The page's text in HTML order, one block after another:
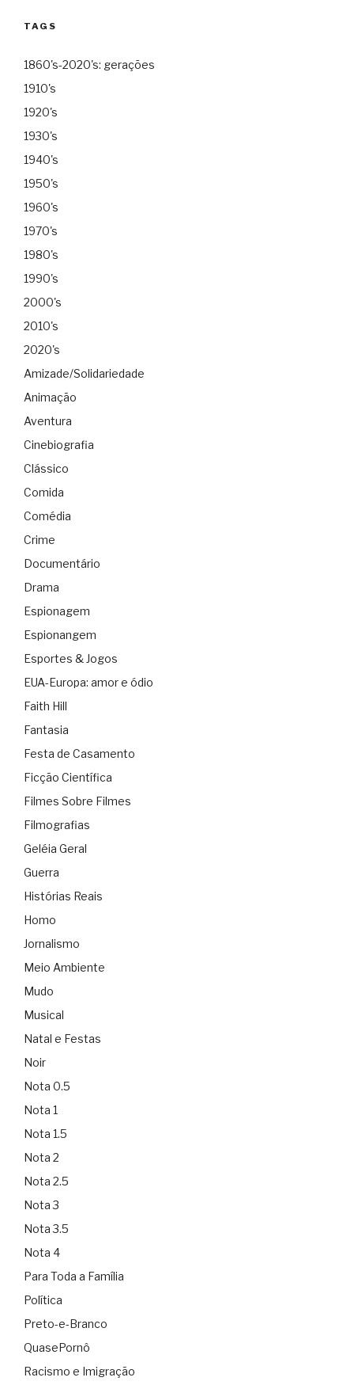
TAGS
1860's-2020's: gerações
1910's
1920's
1930's
1940's
1950's
1960's
1970's
1980's
1990's
2000's
2010's
2020's
Amizade/Solidariedade
Animação
Aventura
Cinebiografia
Clássico
Comida
Comédia
Crime
Documentário
Drama
Espionagem
Espionangem
Esportes & Jogos
EUA-Europa: amor e ódio
Faith Hill
Fantasia
Festa de Casamento
Ficção Científica
Filmes Sobre Filmes
Filmografias
Geléia Geral
Guerra
Histórias Reais
Homo
Jornalismo
Meio Ambiente
Mudo
Musical
Natal e Festas
Noir
Nota 0.5
Nota 1
Nota 1.5
Nota 2
Nota 2.5
Nota 3
Nota 3.5
Nota 4
Para Toda a Família
Política
Preto-e-Branco
QuasePornô
Racismo e Imigração